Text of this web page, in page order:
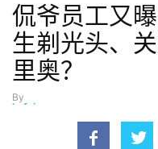
侃爷员工又
生剃光头、
里奥？
By
hefei